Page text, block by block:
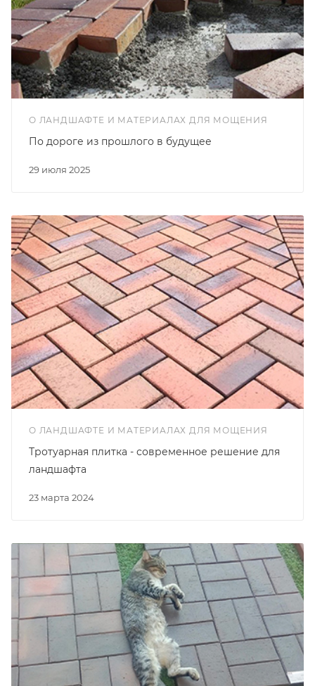
О ЛАНДШАФТЕ И МАТЕРИАЛАХ ДЛЯ МОЩЕНИЯ
29 июля 2025
По дороге из прошлого в будущее
О ЛАНДШАФТЕ И МАТЕРИАЛАХ ДЛЯ МОЩЕНИЯ
23 марта 2024
Тротуарная плитка - современное решение для
ландшафта